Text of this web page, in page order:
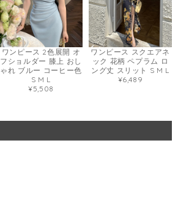
ワンピース 2色展開 オ
フショルダー 膝上 おし
ゃれ ブルー コーヒー色
S M L
¥5,508
ワンピース スクエアネ
ック 花柄 ペプラム ロ
ング丈 スリット S M L
¥6,489